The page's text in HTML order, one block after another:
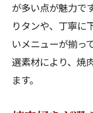
が多い点が魅力で
りタンや、丁寧に
いメニューが揃っ
選素材により、焼
ます。